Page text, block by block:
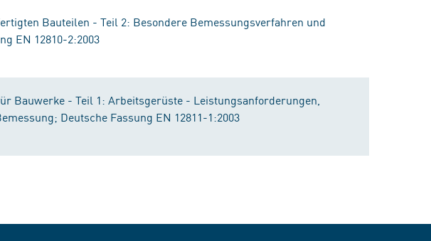
Bauteilen - Teil 2: Besondere Bemessungsverfahren und
EN 12810-2:2003
Bauwerke - Teil 1: Arbeitsgerüste - Leistungsanforderungen,
Deutsche Fassung EN 12811-1:2003